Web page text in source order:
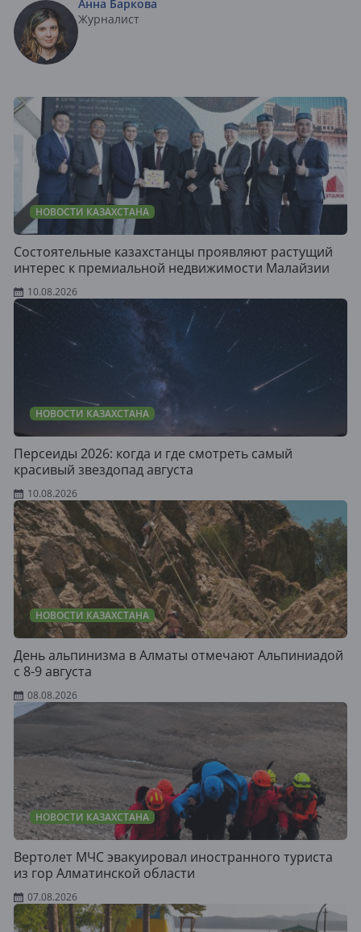
Анна Баркова
Журналист
НОВОСТИ КАЗАХСТАНА
Состоятельные казахстанцы проявляют растущий
интерес к премиальной недвижимости Малайзии
10.08.2026
НОВОСТИ КАЗАХСТАНА
Персеиды 2026: когда и где смотреть самый
красивый звездопад августа
10.08.2026
НОВОСТИ КАЗАХСТАНА
День альпинизма в Алматы отмечают Альпиниадой
с 8-9 августа
08.08.2026
НОВОСТИ КАЗАХСТАНА
Вертолет МЧС эвакуировал иностранного туриста
из гор Алматинской области
07.08.2026